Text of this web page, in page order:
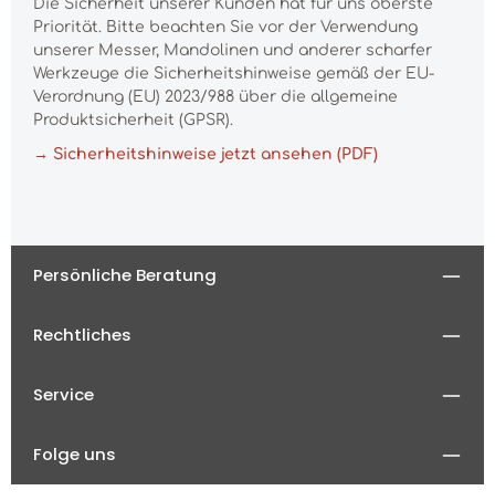
Die Sicherheit unserer Kunden hat für uns oberste
Priorität. Bitte beachten Sie vor der Verwendung
unserer Messer, Mandolinen und anderer scharfer
Werkzeuge die Sicherheitshinweise gemäß der EU-
Verordnung (EU) 2023/988 über die allgemeine
Produktsicherheit (GPSR).
→ Sicherheitshinweise jetzt ansehen (PDF)
Persönliche Beratung
Rechtliches
Service
Folge uns